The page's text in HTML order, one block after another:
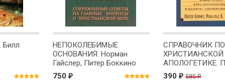
НЕПОКОЛЕБИМЫЕ
ОСНОВАНИЯ. Норман
Гайслер, Питер Боккино
750 ₽
СПРАВОЧНИК ПО
ХРИСТИАНСКОЙ
АПОЛОГЕТИКЕ.
Крифт
390 ₽ 585₽